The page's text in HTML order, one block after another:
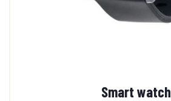
Smart watch